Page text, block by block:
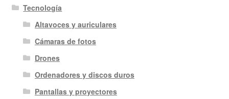
Tecnología
Altavoces y auriculares
Cámaras de fotos
Drones
Ordenadores y discos duros
Pantallas y proyectores